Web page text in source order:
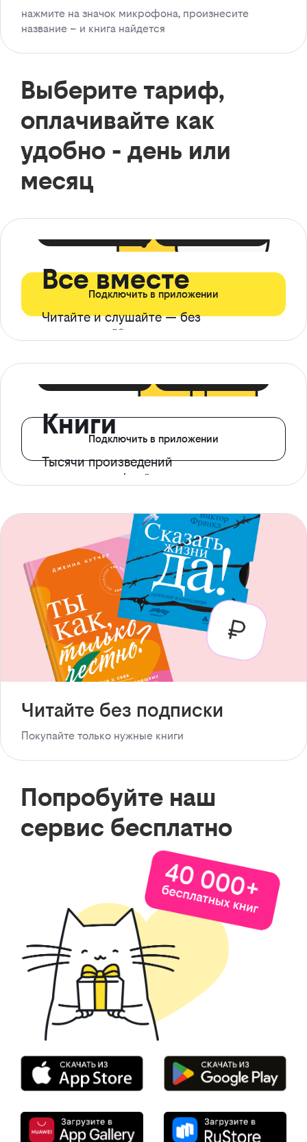
нажмите на значок микрофона, произнесите
название – и книга найдется
Выберите тариф,
оплачивайте как
удобно - день или
месяц
Все вместе
Читайте и слушайте — без
ограничений*
Подключить в приложении
Книги
Тысячи произведений
с доступом офлайн
Подключить в приложении
Читайте без подписки
Покупайте только нужные книги
Попробуйте наш
сервис бесплатно